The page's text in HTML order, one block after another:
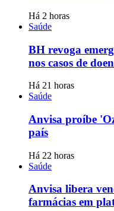
Há 2 horas
Saúde
BH revoga
nos casos de
Há 21 horas
Saúde
Anvisa proíbe
país
Há 22 horas
Saúde
Anvisa libera
farmácias em